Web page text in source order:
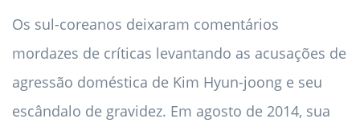
Os sul-coreanos deixaram comentários
mordazes de críticas levantando as acusações de
agressão doméstica de Kim Hyun-joong e seu
escândalo de gravidez. Em agosto de 2014, sua